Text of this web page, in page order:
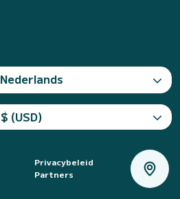
Nederlands
$ (USD)
Privacybeleid
Partners